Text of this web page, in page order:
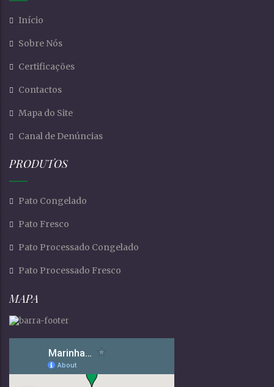
Início
Sobre Nós
Certificações
Contactos
Mapa do Site
Canal de Denúncias
PRODUTOS
Pato Congelado
Pato Fresco
Pato Processado Congelado
Pato Processado Fresco
MAPA